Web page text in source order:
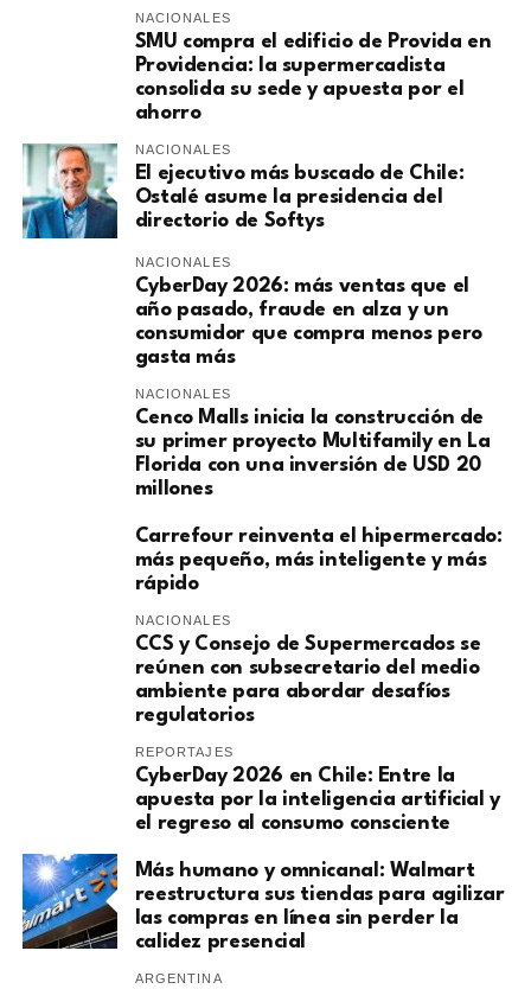
NACIONALES
SMU compra el edificio de Provida en
Providencia: la supermercadista
consolida su sede y apuesta por el
ahorro
NACIONALES
El ejecutivo más buscado de Chile:
Ostalé asume la presidencia del
directorio de Softys
NACIONALES
CyberDay 2026: más ventas que el
año pasado, fraude en alza y un
consumidor que compra menos pero
gasta más
NACIONALES
Cenco Malls inicia la construcción de
su primer proyecto Multifamily en La
Florida con una inversión de USD 20
millones
Carrefour reinventa el hipermercado:
más pequeño, más inteligente y más
rápido
NACIONALES
CCS y Consejo de Supermercados se
reúnen con subsecretario del medio
ambiente para abordar desafíos
regulatorios
REPORTAJES
CyberDay 2026 en Chile: Entre la
apuesta por la inteligencia artificial y
el regreso al consumo consciente
Más humano y omnicanal: Walmart
reestructura sus tiendas para agilizar
las compras en línea sin perder la
calidez presencial
ARGENTINA